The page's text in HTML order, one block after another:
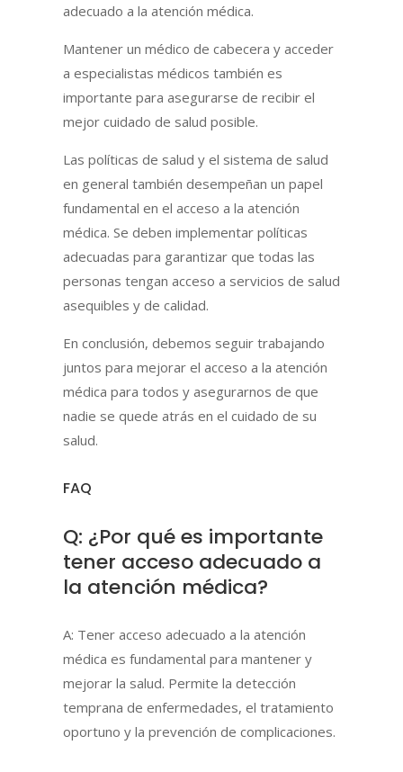
adecuado a la atención médica.
Mantener un médico de cabecera y acceder
a especialistas médicos también es
importante para asegurarse de recibir el
mejor cuidado de salud posible.
Las políticas de salud y el sistema de salud
en general también desempeñan un papel
fundamental en el acceso a la atención
médica. Se deben implementar políticas
adecuadas para garantizar que todas las
personas tengan acceso a servicios de salud
asequibles y de calidad.
En conclusión, debemos seguir trabajando
juntos para mejorar el acceso a la atención
médica para todos y asegurarnos de que
nadie se quede atrás en el cuidado de su
salud.
FAQ
Q: ¿Por qué es importante
tener acceso adecuado a
la atención médica?
A: Tener acceso adecuado a la atención
médica es fundamental para mantener y
mejorar la salud. Permite la detección
temprana de enfermedades, el tratamiento
oportuno y la prevención de complicaciones.